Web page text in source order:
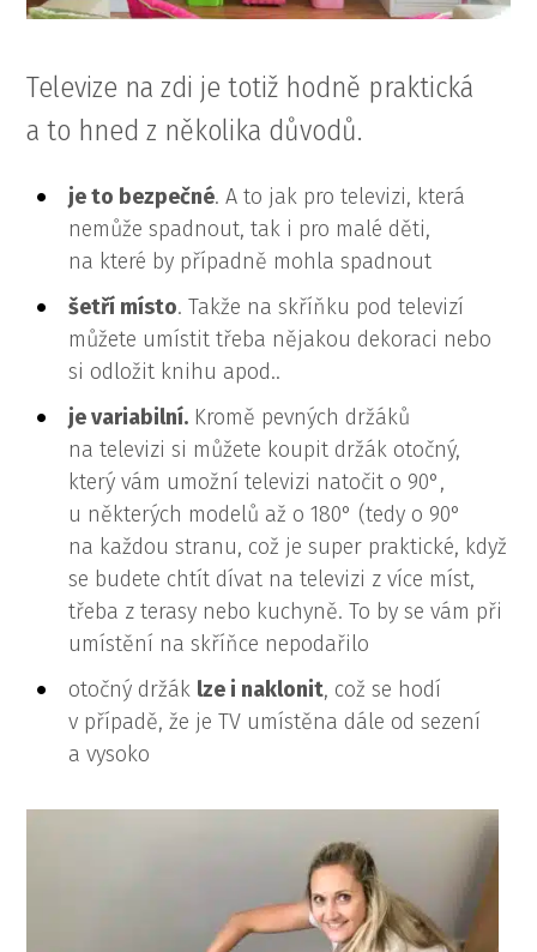
Televize na zdi je totiž hodně praktická
a to hned z několika důvodů.
je to bezpečné. A to jak pro televizi, která
nemůže spadnout, tak i pro malé děti,
na které by případně mohla spadnout
šetří místo. Takže na skříňku pod televizí
můžete umístit třeba nějakou dekoraci nebo
si odložit knihu apod..
je variabilní. Kromě pevných držáků
na televizi si můžete koupit držák otočný,
který vám umožní televizi natočit o 90°,
u některých modelů až o 180° (tedy o 90°
na každou stranu, což je super praktické, když
se budete chtít dívat na televizi z více míst,
třeba z terasy nebo kuchyně. To by se vám při
umístění na skříňce nepodařilo
otočný držák lze i naklonit, což se hodí
v případě, že je TV umístěna dále od sezení
a vysoko